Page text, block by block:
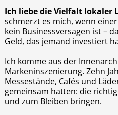
Ich liebe die Vielfalt lokaler
schmerzt es mich, wenn
kein Businessversagen ist –
Geld, das jemand investiert
Ich komme aus der
Markeninszenierung. Zehn
Messestände, Cafés und
gemeinsam hatten: die
und zum Bleiben bringen.